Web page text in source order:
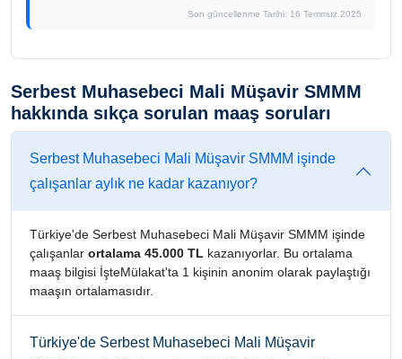
Son güncellenme Tarihi: 16 Temmuz 2025
Serbest Muhasebeci Mali Müşavir SMMM
hakkında sıkça sorulan maaş soruları
Serbest Muhasebeci Mali Müşavir SMMM işinde
çalışanlar aylık ne kadar kazanıyor?
Türkiye'de Serbest Muhasebeci Mali Müşavir SMMM işinde
çalışanlar ortalama 45.000 TL kazanıyorlar. Bu ortalama
maaş bilgisi İşteMülakat'ta 1 kişinin anonim olarak paylaştığı
maaşın ortalamasıdır.
Türkiye'de Serbest Muhasebeci Mali Müşavir